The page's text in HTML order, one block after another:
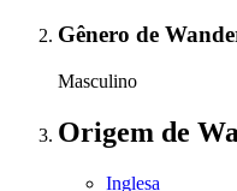
Gênero de
Masculino
Origem de
Inglesa